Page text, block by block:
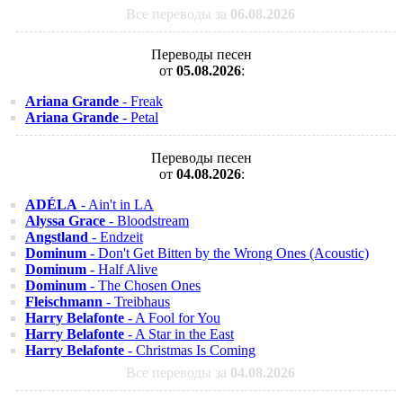
Все переводы за 06.08.2026
Переводы песен
от 05.08.2026:
Ariana Grande - Freak
Ariana Grande - Petal
Переводы песен
от 04.08.2026:
ADÉLA - Ain't in LA
Alyssa Grace - Bloodstream
Angstland - Endzeit
Dominum - Don't Get Bitten by the Wrong Ones (Acoustic)
Dominum - Half Alive
Dominum - The Chosen Ones
Fleischmann - Treibhaus
Harry Belafonte - A Fool for You
Harry Belafonte - A Star in the East
Harry Belafonte - Christmas Is Coming
Все переводы за 04.08.2026